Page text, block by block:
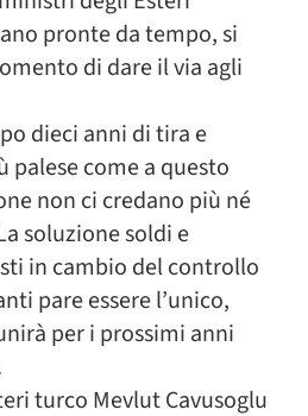
pronte da tempo, si
di dare il via agli
dieci anni di tira e
palese come a questo
non ci credano più né
soluzione soldi e
in cambio del controllo
pare essere l’unico,
per i prossimi anni
turco Mevlut Cavusoglu